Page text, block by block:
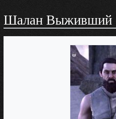
Шалан Выживший